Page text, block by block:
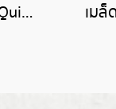
เมล็ดควีนัวแดง - Red Quinoa Seed